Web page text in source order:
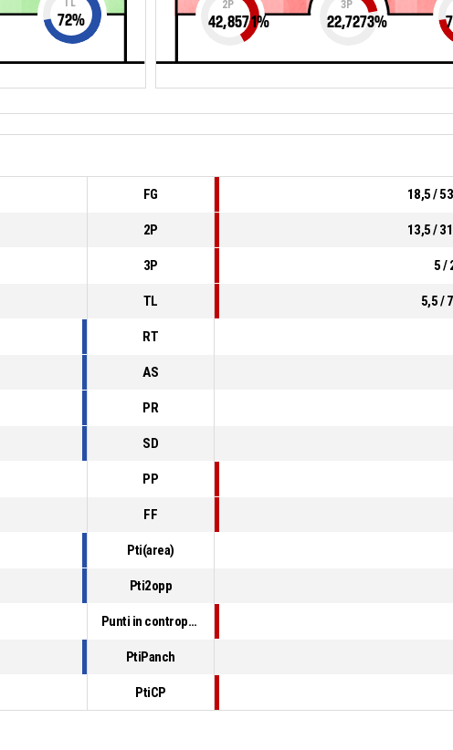
72%
2P
42,8571%
3P
22,7273%
FG 18,5 /
2P 13,5 /
3P 5 /
TL 5,5 /
RT
AS
PR
SD
PP
FF
Pti(area)
Pti2opp
Punti in contropiede
PtiPanch
PtiCP